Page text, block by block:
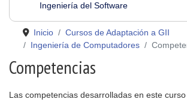
Ingeniería del Software
Inicio
Cursos de Adaptación a GII
Ingeniería de Computadores
Competencias
Las competencias desarrolladas en este